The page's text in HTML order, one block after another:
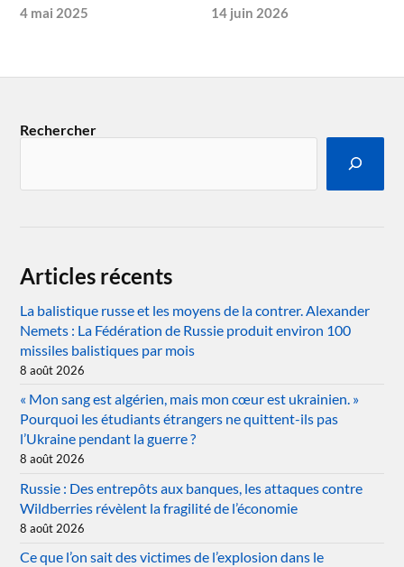
4 mai 2025 14 juin 2026
Rechercher
Articles récents
La balistique russe et les moyens de la contrer. Alexander
Nemets : La Fédération de Russie produit environ 100
missiles balistiques par mois
8 août 2026
« Mon sang est algérien, mais mon cœur est ukrainien. »
Pourquoi les étudiants étrangers ne quittent-ils pas
l’Ukraine pendant la guerre ?
8 août 2026
Russie : Des entrepôts aux banques, les attaques contre
Wildberries révèlent la fragilité de l’économie
8 août 2026
Ce que l’on sait des victimes de l’explosion dans le